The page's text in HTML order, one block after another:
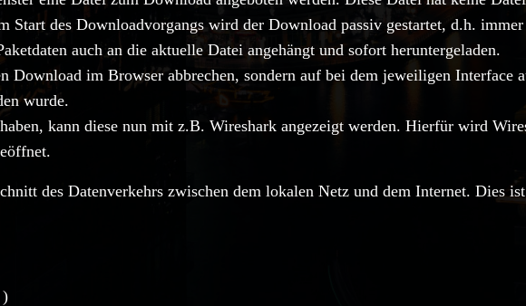
Start des Downloadvorgangs wird der Download passiv gestartet, d.h.
auch an die aktuelle Datei angehängt und sofort heruntergeladen.
Download im Browser abbrechen, sondern auf bei dem jeweiligen Interface
wurde.
kann diese nun mit z.B. Wireshark angezeigt werden. Hierfür wird
des Datenverkehrs zwischen dem lokalen Netz und dem Internet. Dies
)